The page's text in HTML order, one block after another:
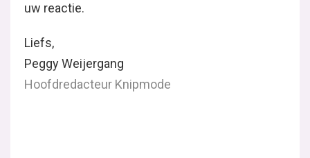
uw reactie.
Liefs,
Peggy Weijergang
Hoofdredacteur Knipmode